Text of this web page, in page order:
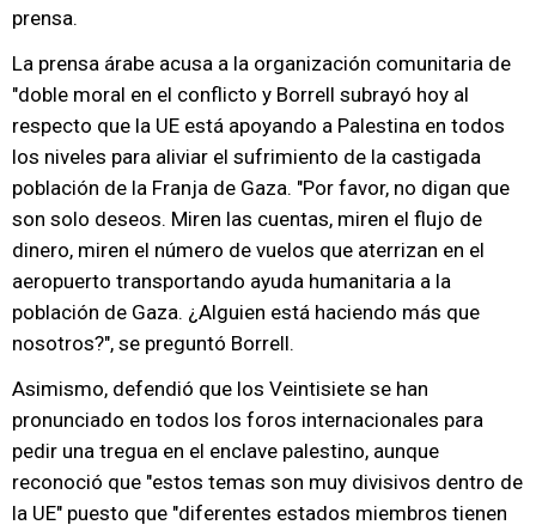
prensa.
La prensa árabe acusa a la organización comunitaria de
"doble moral en el conflicto y Borrell subrayó hoy al
respecto que la UE está apoyando a Palestina en todos
los niveles para aliviar el sufrimiento de la castigada
población de la Franja de Gaza. "Por favor, no digan que
son solo deseos. Miren las cuentas, miren el flujo de
dinero, miren el número de vuelos que aterrizan en el
aeropuerto transportando ayuda humanitaria a la
población de Gaza. ¿Alguien está haciendo más que
nosotros?", se preguntó Borrell.
Asimismo, defendió que los Veintisiete se han
pronunciado en todos los foros internacionales para
pedir una tregua en el enclave palestino, aunque
reconoció que "estos temas son muy divisivos dentro de
la UE" puesto que "diferentes estados miembros tienen